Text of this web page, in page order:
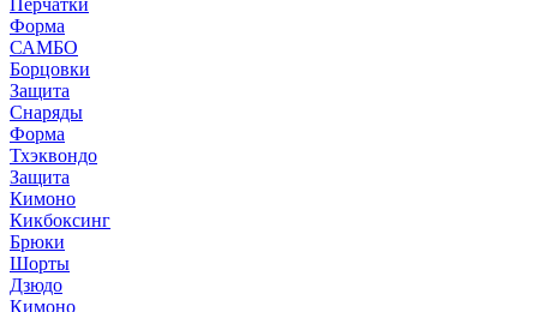
Перчатки
Форма
САМБО
Борцовки
Защита
Снаряды
Форма
Тхэквондо
Защита
Кимоно
Кикбоксинг
Брюки
Шорты
Дзюдо
Кимоно